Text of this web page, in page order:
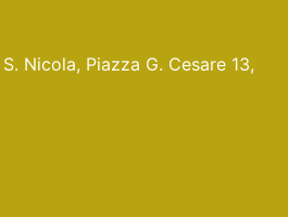
Nicola, Piazza G. Cesare 13,